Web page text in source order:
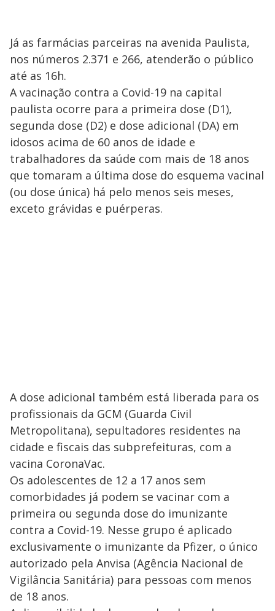
Já as farmácias parceiras na avenida Paulista,
nos números 2.371 e 266, atenderão o público
até as 16h.
A vacinação contra a Covid-19 na capital
paulista ocorre para a primeira dose (D1),
segunda dose (D2) e dose adicional (DA) em
idosos acima de 60 anos de idade e
trabalhadores da saúde com mais de 18 anos
que tomaram a última dose do esquema vacinal
(ou dose única) há pelo menos seis meses,
exceto grávidas e puérperas.
A dose adicional também está liberada para os
profissionais da GCM (Guarda Civil
Metropolitana), sepultadores residentes na
cidade e fiscais das subprefeituras, com a
vacina CoronaVac.
Os adolescentes de 12 a 17 anos sem
comorbidades já podem se vacinar com a
primeira ou segunda dose do imunizante
contra a Covid-19. Nesse grupo é aplicado
exclusivamente o imunizante da Pfizer, o único
autorizado pela Anvisa (Agência Nacional de
Vigilância Sanitária) para pessoas com menos
de 18 anos.